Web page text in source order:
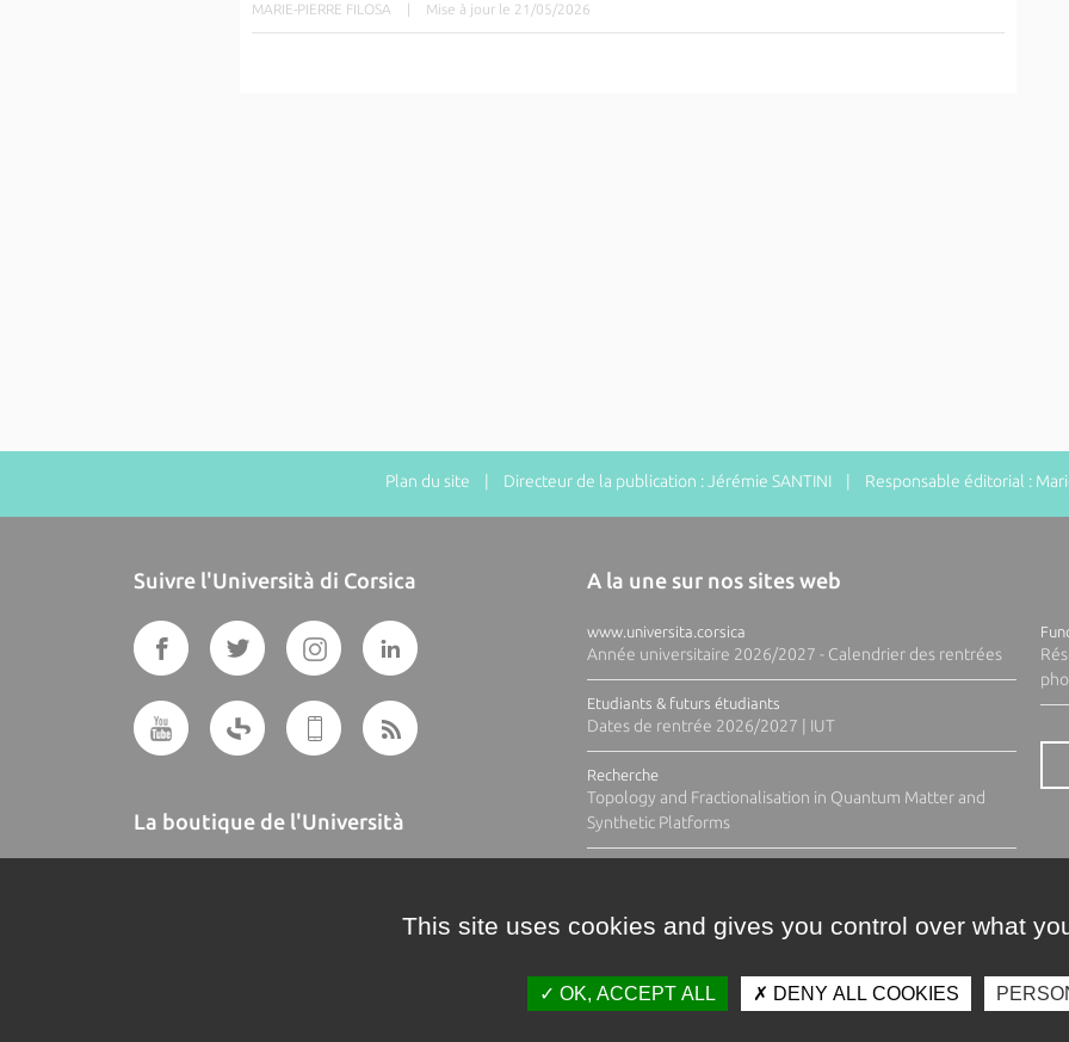
MARIE-PIERRE FILOSA | Mise à jour le 21/05/2026
Plan du site | Directeur de la publication : Jérémie SANTINI | Responsable éditorial :
Suivre l'Università di Corsica
La boutique de l'Università
A la une sur nos sites web
www.universita.corsica
Année universitaire 2026/2027 - Calendrier des rentrées
Etudiants & futurs étudiants
Dates de rentrée 2026/2027 | IUT
Recherche
Topology and Fractionalisation in Quantum Matter and
Synthetic Platforms
This site uses cookies and gives you control over what
OK, ACCEPT ALL DENY ALL COOKIES